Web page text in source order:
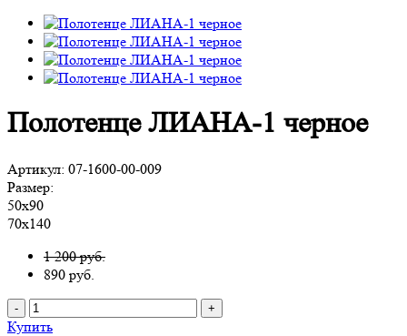
Полотенце ЛИАНА-1 черное
Артикул: 07-1600-00-009
Размер:
50х90
70х140
1 200 руб.
890 руб.
- +
Купить